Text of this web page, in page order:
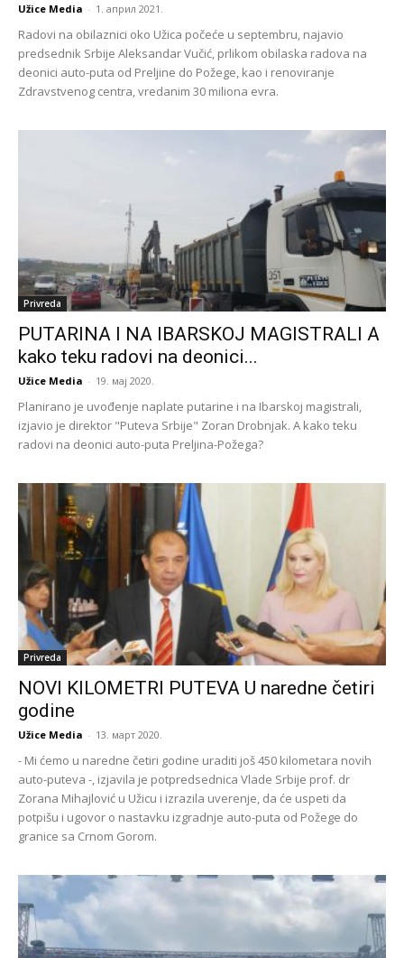
Užice Media - 1. април 2021.
Radovi na obilaznici oko Užica počeće u septembru, najavio
predsednik Srbije Aleksandar Vučić, prlikom obilaska radova na
deonici auto-puta od Preljine do Požege, kao i renoviranje
Zdravstvenog centra, vredanim 30 miliona evra.
Privreda
PUTARINA I NA IBARSKOJ MAGISTRALI A
kako teku radovi na deonici...
Užice Media - 19. мај 2020.
Planirano je uvođenje naplate putarine i na Ibarskoj magistrali,
izjavio je direktor "Puteva Srbije" Zoran Drobnjak. A kako teku
radovi na deonici auto-puta Preljina-Požega?
Privreda
NOVI KILOMETRI PUTEVA U naredne četiri
godine
Užice Media - 13. март 2020.
- Mi ćemo u naredne četiri godine uraditi još 450 kilometara novih
auto-puteva -, izjavila je potpredsednica Vlade Srbije prof. dr
Zorana Mihajlović u Užicu i izrazila uverenje, da će uspeti da
potpišu i ugovor o nastavku izgradnje auto-puta od Požege do
granice sa Crnom Gorom.